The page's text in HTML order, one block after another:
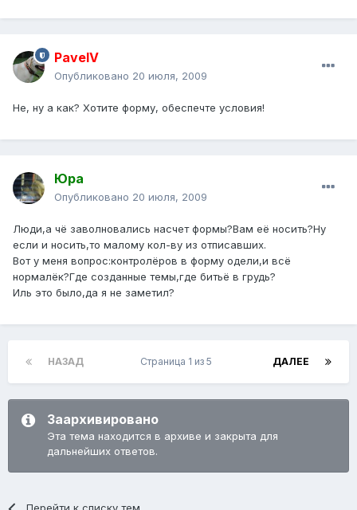
PavelV
Опубликовано 20 июля, 2009
Не, ну а как? Хотите форму, обеспечте условия!
Юра
Опубликовано 20 июля, 2009
Люди,а чё заволновались насчет формы?Вам её носить?Ну
если и носить,то малому кол-ву из отписавших.
Вот у меня вопрос:контролёров в форму одели,и всё
нормалёк?Где созданные темы,где битьё в грудь?
Иль это было,да я не заметил?
НАЗАД ДАЛЕЕ
Страница 1 из 5
Заархивировано
Эта тема находится в архиве и закрыта для
дальнейших ответов.